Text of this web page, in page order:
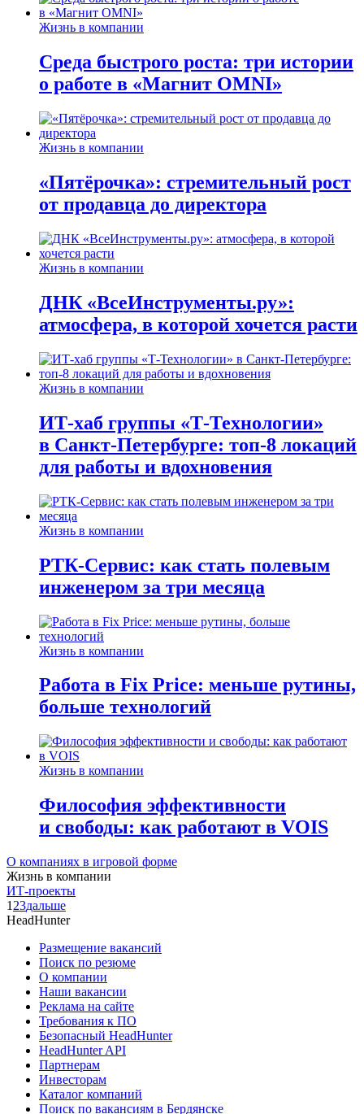
Жизнь в компании
Среда быстрого роста: три истории
о работе в «Магнит OMNI»
Жизнь в компании
«Пятёрочка»: стремительный рост
от продавца до директора
Жизнь в компании
ДНК «ВсеИнструменты.ру»:
атмосфера, в которой хочется расти
Жизнь в компании
ИТ-хаб группы «Т-Технологии»
в Санкт-Петербурге: топ-8 локаций
для работы и вдохновения
Жизнь в компании
РТК-Сервис: как стать полевым
инженером за три месяца
Жизнь в компании
Работа в Fix Price: меньше рутины,
больше технологий
Жизнь в компании
Философия эффективности
и свободы: как работают в VOIS
О компаниях в игровой форме
Жизнь в компании
ИТ-проекты
1 23дальше
HeadHunter
Размещение вакансий
Поиск по резюме
О компании
Наши вакансии
Реклама на сайте
Требования к ПО
Безопасный HeadHunter
HeadHunter API
Партнерам
Инвесторам
Каталог компаний
Поиск по вакансиям в Бердянске